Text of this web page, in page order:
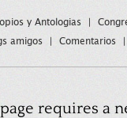
y Antologias
amigos Comentarios
requires a